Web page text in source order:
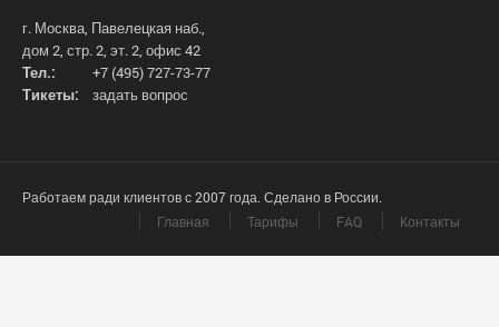
г. Москва, Павелецкая наб.,
дом 2, стр. 2, эт. 2, офис 42
Тел.:
+7 (495) 727-73-77
Тикеты:
задать вопрос
Работаем ради клиентов с 2007 года. Сделано в России.
Главная
Тарифы FAQ Контакты